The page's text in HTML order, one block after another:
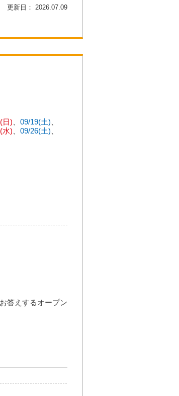
更新日： 2026.07.09
日)
09/19(土)
水)
09/26(土)
答えするオープン